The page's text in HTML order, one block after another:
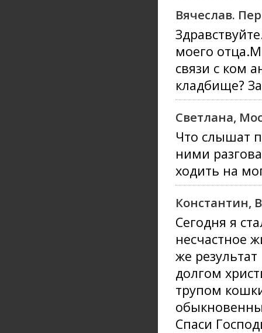
Вячеслав.
моего
связи с ком
кладбище?
Светлана,
Что слышат
ними
ходить на
Константин,
Сегодня я
несчастное
же
долгом
трупом
Спаси